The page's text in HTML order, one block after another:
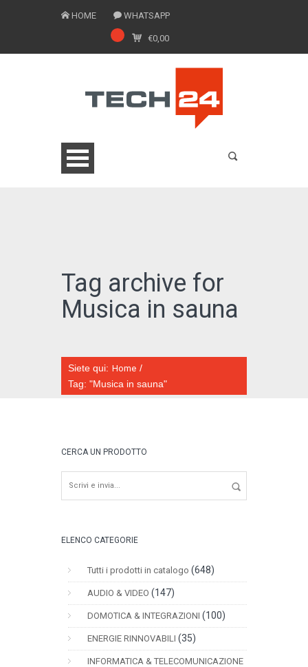
HOME WHATSAPP
€0,00
Tag archive for
Musica in sauna
Siete qui: Home /
Tag: "Musica in sauna"
CERCA UN PRODOTTO
ELENCO CATEGORIE
Tutti i prodotti in catalogo (648)
AUDIO & VIDEO (147)
DOMOTICA & INTEGRAZIONI (100)
ENERGIE RINNOVABILI (35)
INFORMATICA & TELECOMUNICAZIONE